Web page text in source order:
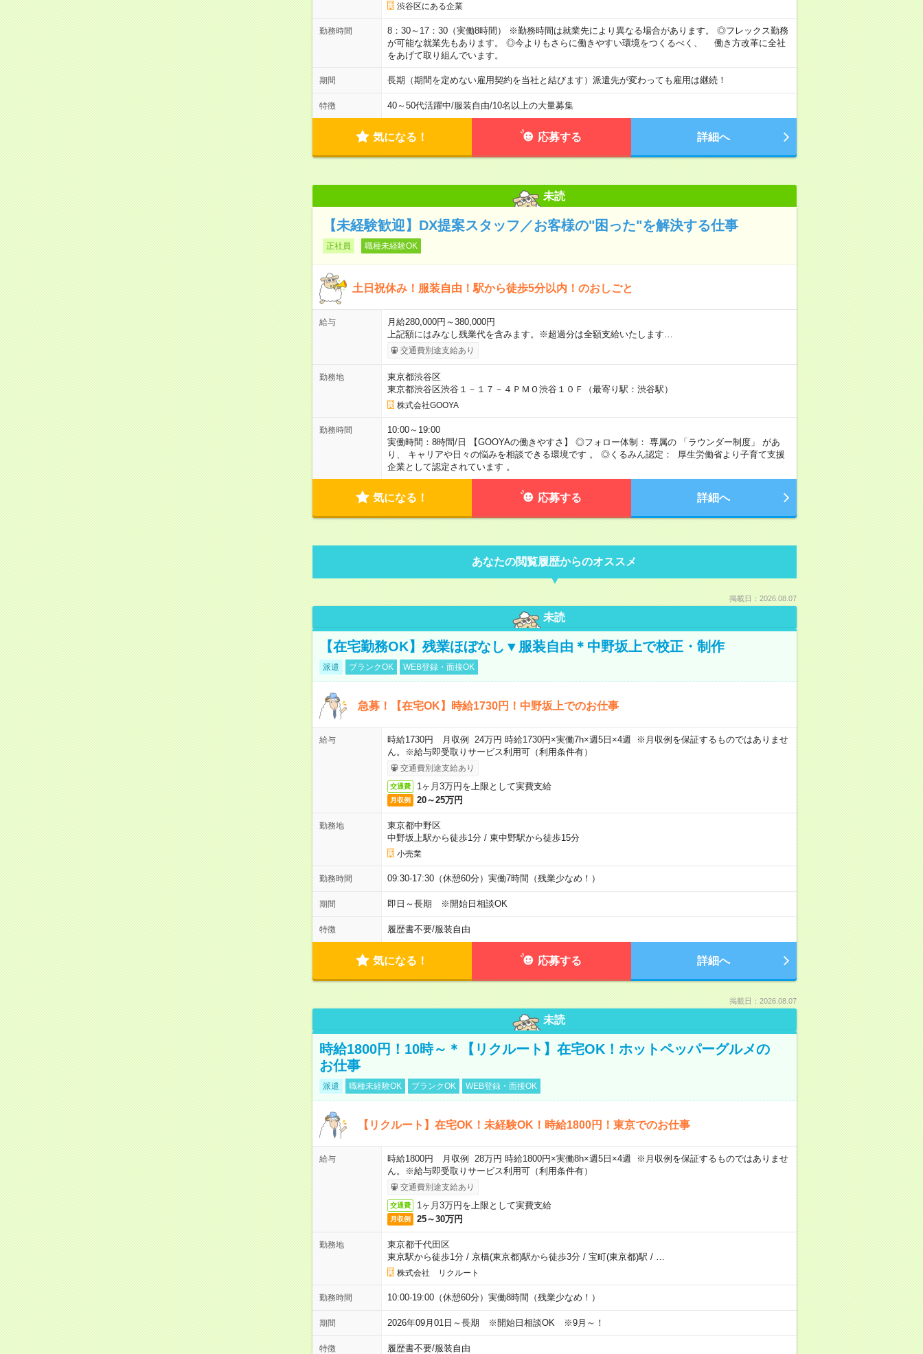
渋谷区にある企業
勤務時間
8：30～17：30（実働8時間） ※勤務時間は就業先により異なる場合があります。 ◎フレックス勤務
が可能な就業先もあります。 ◎今よりもさらに働きやすい環境をつくるべく、 働き方改革に全社
をあげて取り組んでいます。
期間 長期（期間を定めない雇用契約を当社と結びます）派遣先が変わっても雇用は継続！
特徴 40～50代活躍中/服装自由/10名以上の大量募集
気になる！ 応募する 詳細へ
未読
【未経験歓迎】DX提案スタッフ／お客様の"困った"を解決する仕事
正社員 職種未経験OK
土日祝休み！服装自由！駅から徒歩5分以内！のおしごと
給与
月給280,000円～380,000円
上記額にはみなし残業代を含みます。※超過分は全額支給いたします…
交通費別途支給あり
勤務地
東京都渋谷区
東京都渋谷区渋谷１－１７－４ＰＭＯ渋谷１０Ｆ（最寄り駅：渋谷駅）
株式会社GOOYA
勤務時間
10:00～19:00
実働時間：8時間/日 【GOOYAの働きやすさ】 ◎フォロー体制： 専属の 「ラウンダー制度」 があ
り、 キャリアや日々の悩みを相談できる環境です 。 ◎くるみん認定： 厚生労働省より子育て支援
企業として認定されています 。
気になる！ 応募する 詳細へ
あなたの閲覧履歴からのオススメ
掲載日：2026.08.07
未読
【在宅勤務OK】残業ほぼなし▼服装自由＊中野坂上で校正・制作
派遣 ブランクOK WEB登録・面接OK
急募！【在宅OK】時給1730円！中野坂上でのお仕事
給与
時給1730円 月収例 24万円 時給1730円×実働7h×週5日×4週 ※月収例を保証するものではありませ
ん。※給与即受取りサービス利用可（利用条件有）
交通費別途支給あり
交通費 1ヶ月3万円を上限として実費支給
月収例 20～25万円
勤務地
東京都中野区
中野坂上駅から徒歩1分/ 東中野駅から徒歩15分
小売業
勤務時間 09:30-17:30（休憩60分）実働7時間（残業少なめ！）
期間 即日～長期 ※開始日相談OK
特徴 履歴書不要/服装自由
気になる！ 応募する 詳細へ
掲載日：2026.08.07
未読
時給1800円！10時～＊【リクルート】在宅OK！ホットペッパーグルメの
お仕事
派遣 職種未経験OK ブランクOK WEB登録・面接OK
【リクルート】在宅OK！未経験OK！時給1800円！東京でのお仕事
給与
時給1800円 月収例 28万円 時給1800円×実働8h×週5日×4週 ※月収例を保証するものではありませ
ん。※給与即受取りサービス利用可（利用条件有）
交通費別途支給あり
交通費 1ヶ月3万円を上限として実費支給
月収例 25～30万円
勤務地
東京都千代田区
東京駅から徒歩1分/ 京橋(東京都)駅から徒歩3分/ 宝町(東京都)駅 /
株式会社 リクルート
勤務時間 10:00-19:00（休憩60分）実働8時間（残業少なめ！）
期間 2026年09月01日～長期 ※開始日相談OK ※9月～！
特徴 履歴書不要/服装自由